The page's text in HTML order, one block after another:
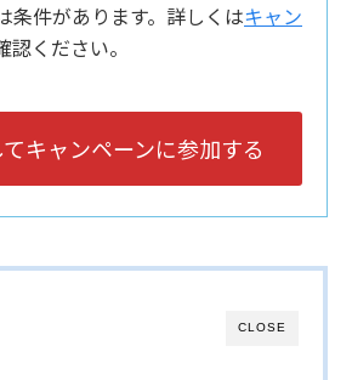
件があります。詳しくはキャン
認ください。
キャンペーンに参加する
CLOSE